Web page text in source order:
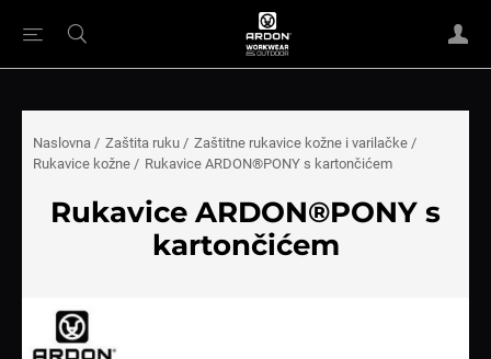
Naslovna / Zaštita ruku / Zaštitne rukavice kožne i varilačke /
Rukavice kožne / Rukavice ARDON®PONY s kartončićem
Rukavice ARDON®PONY s
kartončićem